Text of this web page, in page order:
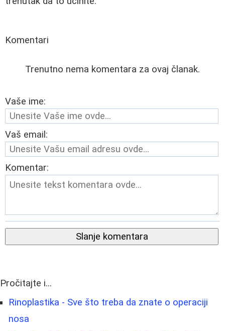
Komentari
Trenutno nema komentara za ovaj članak.
Vaše ime:
Vaš email:
Komentar:
Slanje komentara
Pročitajte i...
Rinoplastika - Sve što treba da znate o operaciji
nosa